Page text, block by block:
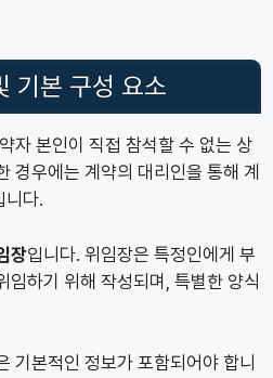
기본 구성 요소
자 본인이 직접 참석할 수 없는 상
경우에는 계약의 대리인을 통해 계
니다.
장입니다. 위임장은 특정인에게 부
임하기 위해 작성되며, 특별한 양식
기본적인 정보가 포함되어야 합니